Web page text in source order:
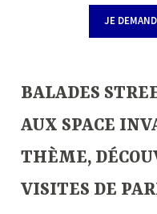
JE
BALADES
AUX SPACE
THÈME,
VISITES DE